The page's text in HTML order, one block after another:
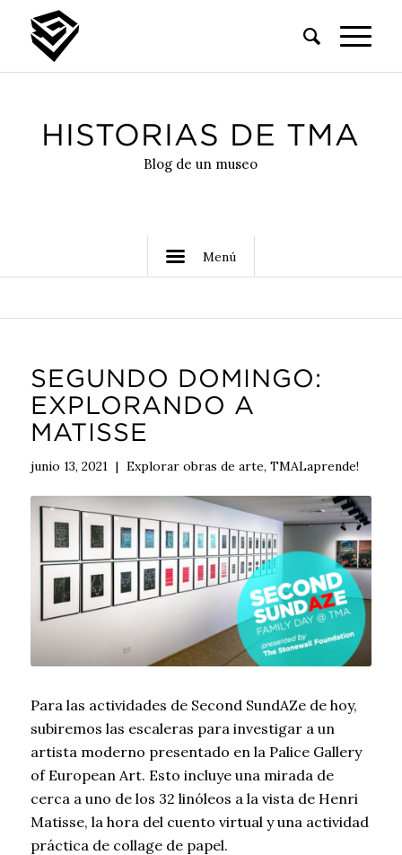
HISTORIAS DE TMA
Blog de un museo
Menú
SEGUNDO DOMINGO:
EXPLORANDO A
MATISSE
junio 13, 2021 | Explorar obras de arte, TMALaprende!
Para las actividades de Second SundAZe de hoy,
subiremos las escaleras para investigar a un
artista moderno presentado en la Palice Gallery
of European Art. Esto incluye una mirada de
cerca a uno de los 32 linóleos a la vista de Henri
Matisse, la hora del cuento virtual y una actividad
práctica de collage de papel.